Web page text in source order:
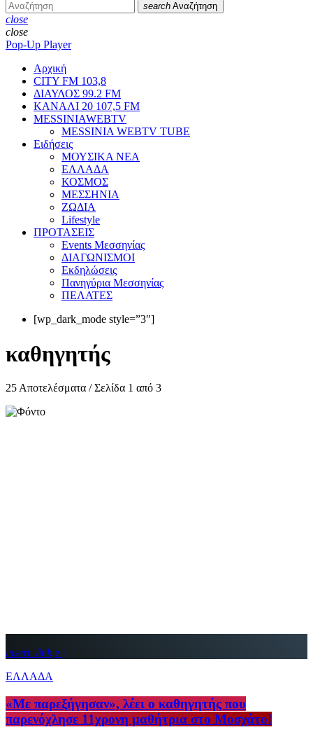
search Αναζήτηση
close
close
Pop-Up Player
Αρχική
CITY FM 103,8
ΔΙΑΥΛΟΣ 99.2 FM
ΚΑΝΑΛΙ 20 107,5 FM
MESSINIAWEBTV
MESSINIA WEBTV TUBE
Eιδήσεις
ΜΟΥΣΙΚΑ ΝΕΑ
ΕΛΛΑΔΑ
ΚΟΣΜΟΣ
ΜΕΣΣΗΝΙΑ
ΖΩΔΙΑ
Lifestyle
ΠΡΟΤΑΣΕΙΣ
Events Μεσσηνίας
ΔΙΑΓΩΝΙΣΜΟΙ
Εκδηλώσεις
Πανηγύρια Μεσσηνίας
ΠΕΛΑΤΕΣ
[wp_dark_mode style=”3″]
καθηγητής
25 Αποτελέσματα / Σελίδα 1 από 3
insert_link
ΕΛΛΑΔΑ
«Με παρεξήγησαν», λέει ο καθηγητής που
παρενόχλησε 11χρονη μαθήτρια στο Μοσχάτο!